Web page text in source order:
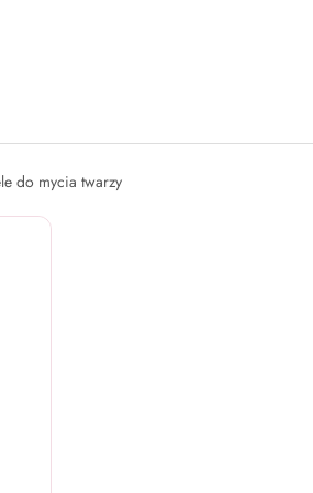
do mycia twarzy